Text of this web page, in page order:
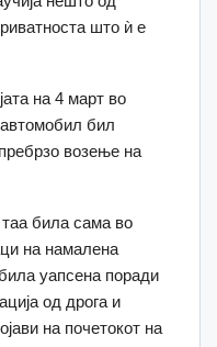
што ѝ е
на 4 март во
автомобил бил
возење на
била сама во
на намалена
уапсена поради
од дрога и
на почетокот на